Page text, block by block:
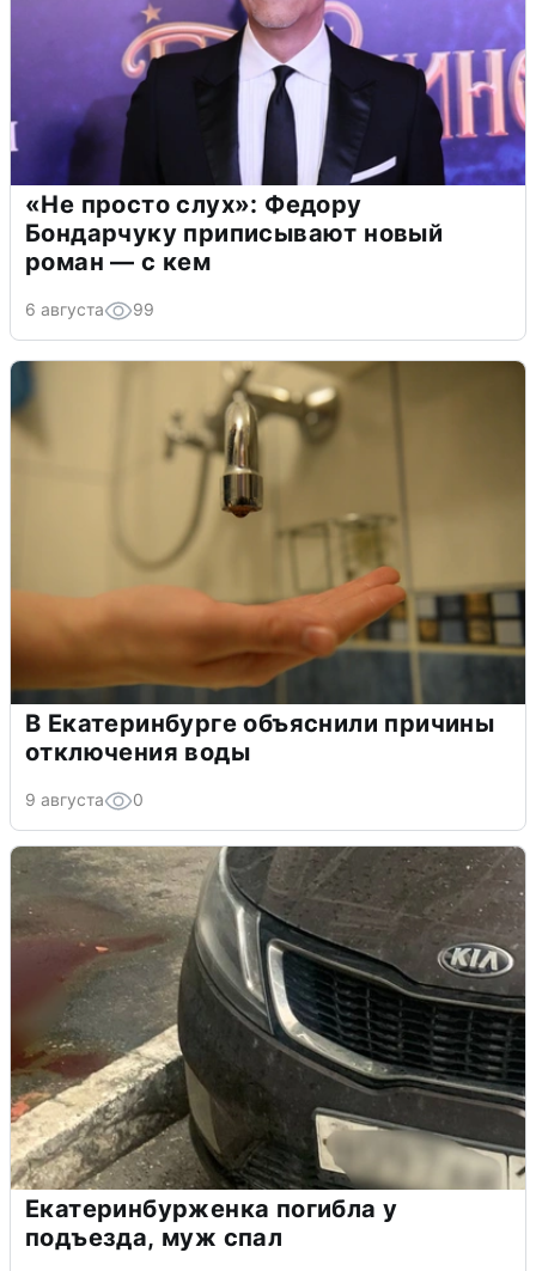
«Не просто слух»: Федору
Бондарчуку приписывают новый
роман — с кем
6 августа 99
В Екатеринбурге объяснили причины
отключения воды
9 августа 0
Екатеринбурженка погибла у
подъезда, муж спал